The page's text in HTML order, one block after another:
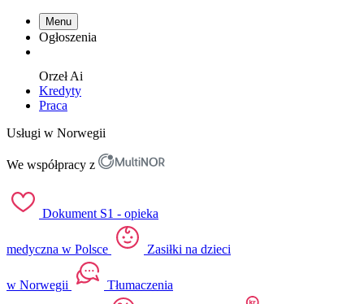
Menu
Ogłoszenia
OrzełAi
Kredyty
Praca
Usługi w Norwegii
We współpracy z
Dokument S1 - opieka
medyczna w Polsce Zasiłki na dzieci
w Norwegii Tłumaczenia